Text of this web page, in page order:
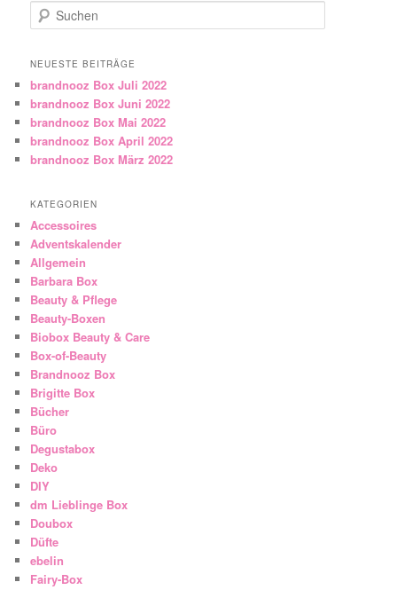
Suchen
NEUESTE BEITRÄGE
brandnooz Box Juli 2022
brandnooz Box Juni 2022
brandnooz Box Mai 2022
brandnooz Box April 2022
brandnooz Box März 2022
KATEGORIEN
Accessoires
Adventskalender
Allgemein
Barbara Box
Beauty & Pflege
Beauty-Boxen
Biobox Beauty & Care
Box-of-Beauty
Brandnooz Box
Brigitte Box
Bücher
Büro
Degustabox
Deko
DIY
dm Lieblinge Box
Doubox
Düfte
ebelin
Fairy-Box